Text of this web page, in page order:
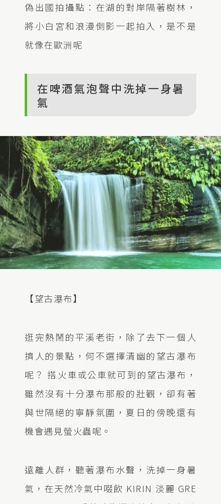
偽出國拍攝點：在湖的對岸隔著樹林，
將小白宮和浪漫倒影一起拍入，是不是
就像在歐洲呢
在啤酒氣泡聲中洗掉一身暑
氣
【望古瀑布】
逛完熱鬧的平溪老街，除了去下一個人
擠人的景點，何不選擇清幽的望古瀑布
呢？ 搭火車或公車就可到的望古瀑布，
雖然沒有十分瀑布那般的壯觀，卻有著
與世隔絕的寧靜氛圍，夏日的傍晚還有
機會遇見螢火蟲呢。
遠離人群，聽著瀑布水聲，洗掉一身暑
氣，在天然冷氣中啜飲 KIRIN 淡麗 GRE